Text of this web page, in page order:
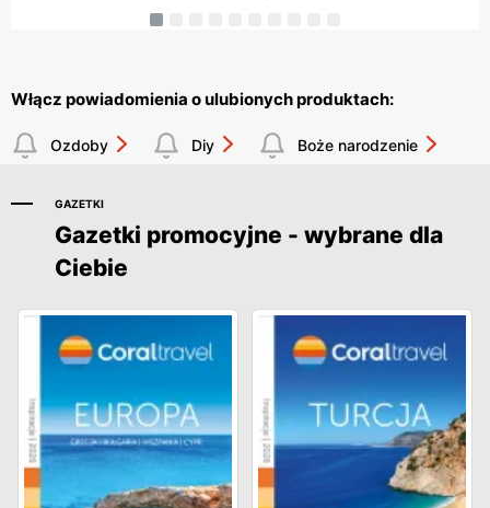
Włącz powiadomienia o ulubionych produktach:
Ozdoby Diy Boże narodzenie
GAZETKI
Gazetki promocyjne - wybrane dla
Ciebie